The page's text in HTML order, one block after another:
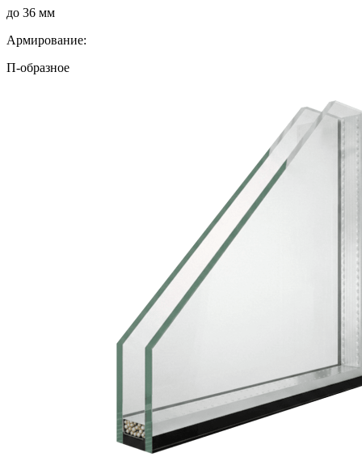
до 36 мм
Армирование:
П-образное